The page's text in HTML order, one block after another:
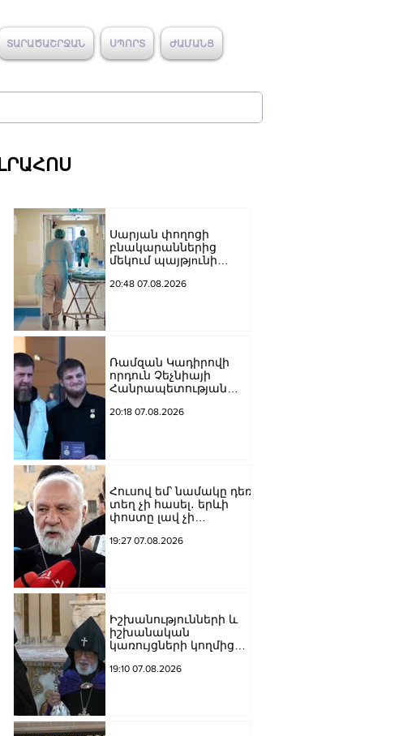
ՏԱՐԱԾԱՇՐՋԱՆ ՍՊՈՐՏ ԺԱՄԱՆՑ
ԼՐԱՀՈՍ
Սարյան փողոցի
բնակարաններից
մեկում պայթյnւնի
տղամարդը
20:48 07.08.2026
Ռամզան Կադիրովի
որդուն Չեչնիայի
Հանրապետության
շնորհել
20:18 07.08.2026
Հուսով եմ՝ նամակը դեռ
տեղ չի հասել․ երևի
փոստը լավ չի
արքեպիսկոպոս
19:27 07.08.2026
Իշխանությունների և
իշխանական
կառույցների կողմից
եկեղեցու
19:10 07.08.2026